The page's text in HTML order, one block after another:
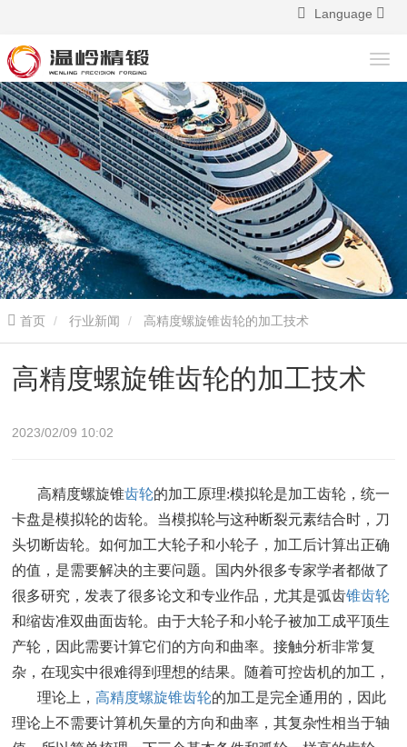
Language
首页 行业新闻 高精度螺旋锥齿轮的加工技术
高精度螺旋锥齿轮的加工技术
2023/02/09 10:02
高精度螺旋锥齿轮的加工原理:模拟轮是加工齿轮，统一
卡盘是模拟轮的齿轮。当模拟轮与这种断裂元素结合时，刀
头切断齿轮。如何加工大轮子和小轮子，加工后计算出正确
的值，是需要解决的主要问题。国内外很多专家学者都做了
很多研究，发表了很多论文和专业作品，尤其是弧齿锥齿轮
和缩齿准双曲面齿轮。由于大轮子和小轮子被加工成平顶生
产轮，因此需要计算它们的方向和曲率。接触分析非常复
杂，在现实中很难得到理想的结果。随着可控齿机的加工，
理论上， 高精度螺旋锥齿轮的加工是完全通用的，因此
理论上不需要计算机矢量的方向和曲率，其复杂性相当于轴